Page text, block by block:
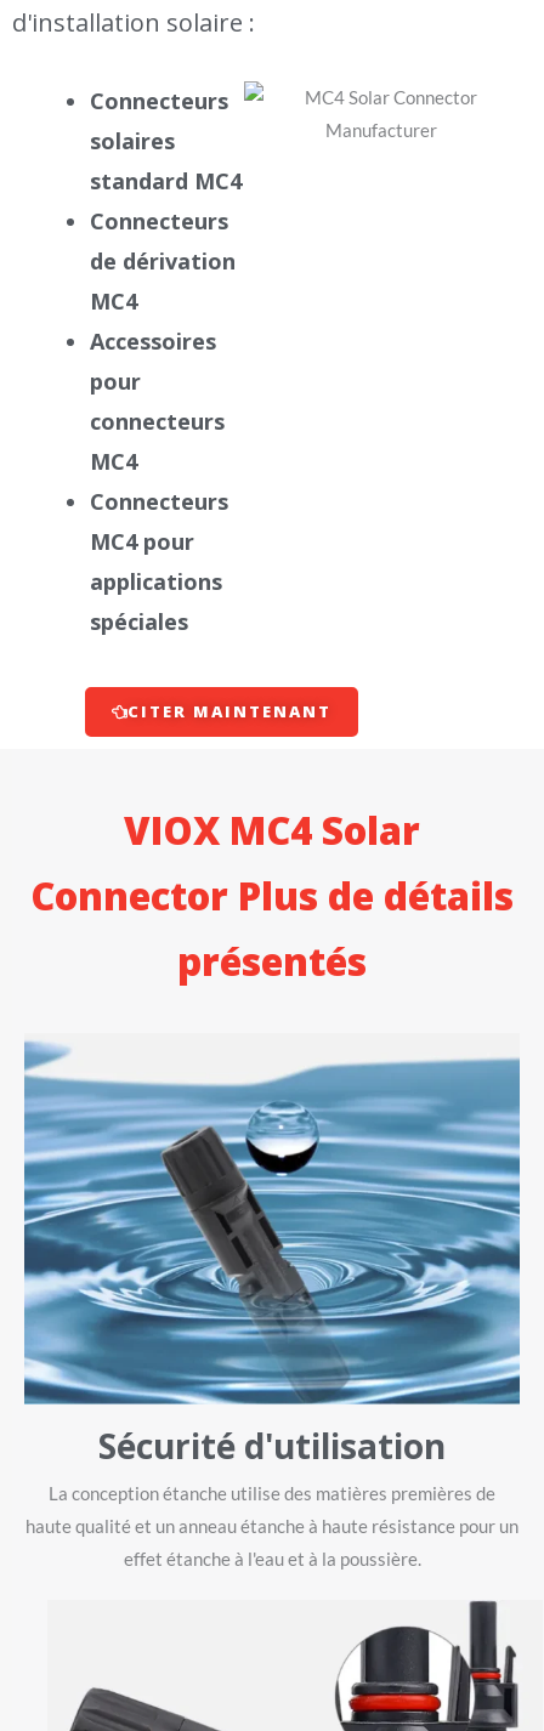
d'installation solaire :
Connecteurs
solaires
standard MC4
Connecteurs
de dérivation
MC4
Accessoires
pour
connecteurs
MC4
Connecteurs
MC4 pour
applications
spéciales
CITER MAINTENANT
VIOX MC4 Solar
Connector Plus de détails
présentés
Sécurité d'utilisation
La conception étanche utilise des matières premières de
haute qualité et un anneau étanche à haute résistance pour un
effet étanche à l'eau et à la poussière.